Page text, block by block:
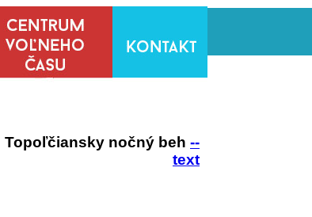
Topoľčiansky nočný beh --
text